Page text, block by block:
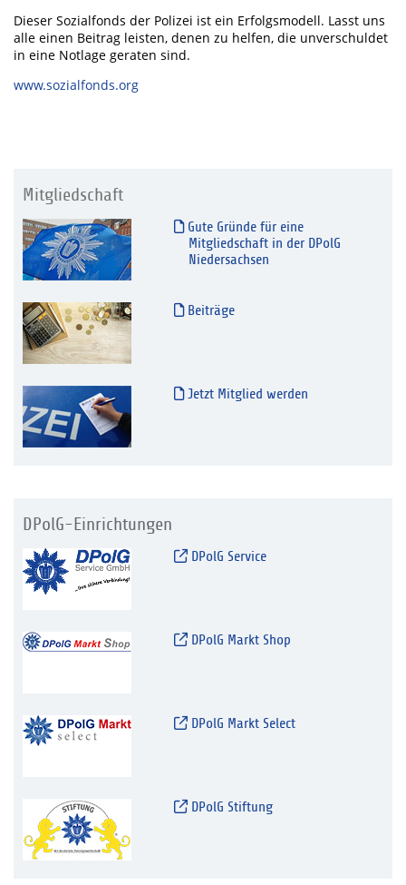
Dieser Sozialfonds der Polizei ist ein Erfolgsmodell. Lasst uns
alle einen Beitrag leisten, denen zu helfen, die unverschuldet
in eine Notlage geraten sind.
www.sozialfonds.org
Mitgliedschaft
Gute Gründe für eine
Mitgliedschaft in der DPolG
Niedersachsen
Beiträge
Jetzt Mitglied werden
DPolG-Einrichtungen
DPolG Service
DPolG Markt Shop
DPolG Markt Select
DPolG Stiftung